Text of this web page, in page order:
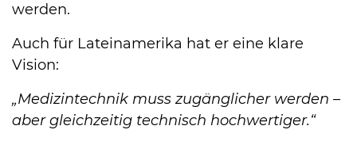
werden.
Auch für Lateinamerika hat er eine klare
Vision:
„Medizintechnik muss zugänglicher werden –
aber gleichzeitig technisch hochwertiger.“